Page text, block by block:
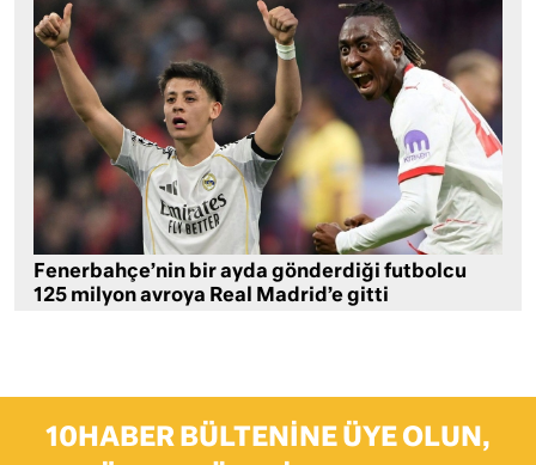
Fenerbahçe’nin bir ayda gönderdiği futbolcu
125 milyon avroya Real Madrid’e gitti
10HABER BÜLTENINE ÜYE OLUN,